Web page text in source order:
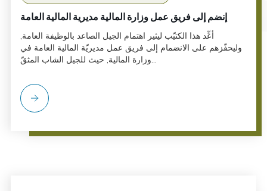
إنضم إلى فريق عمل وزارة المالية مديرية المالية العامة
أعِّد هذا الكتيّب ليثير اهتمام الجيل الصاعد بالوظيفة العامة,
وليحفّزهم على الانضمام إلى فريق عمل مديريّة المالية العامة في
وزارة المالية, حيث للجيل الشاب المثقّ...